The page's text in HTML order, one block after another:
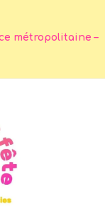
métropolitaine –